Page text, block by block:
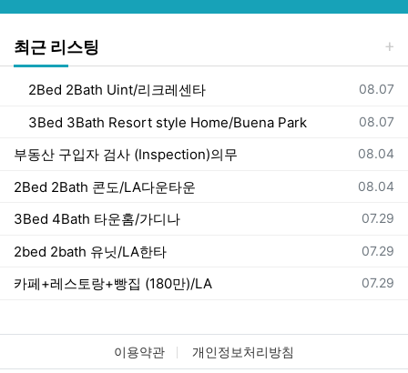
최근 리스팅
등록일
08.07
2Bed 2Bath Uint/리크레센타
등록일
08.07
3Bed 3Bath Resort style Home/Buena Park
등록일
08.04
부동산 구입자 검사 (Inspection)의무
등록일
08.04
2Bed 2Bath 콘도/LA다운타운
등록일
07.29
3Bed 4Bath 타운홈/가디나
등록일
07.29
2bed 2bath 유닛/LA한타
등록일
07.29
카페+레스토랑+빵집 (180만)/LA
이용약관 개인정보처리방침